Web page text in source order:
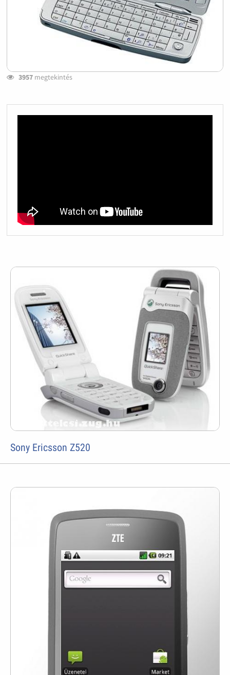
3957megtekintés
Sony Ericsson Z520